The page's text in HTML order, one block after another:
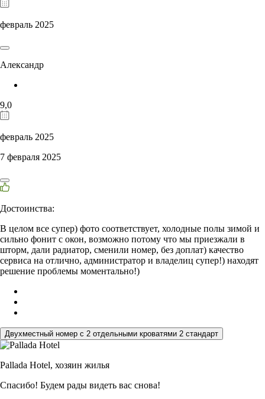
февраль 2025
Александр
9,0
февраль 2025
7 февраля 2025
Достоинства:
В целом все супер) фото соответствует, холодные полы зимой и
сильно фонит с окон, возможно потому что мы приезжали в
шторм, дали радиатор, сменили номер, без доплат) качество
сервиса на отлично, администратор и владелиц супер!) находят
решение проблемы моментально!)
Двухместный номер с 2 отдельными кроватями 2 стандарт
Pallada Hotel, хозяин жилья
Спасибо! Будем рады видеть вас снова!